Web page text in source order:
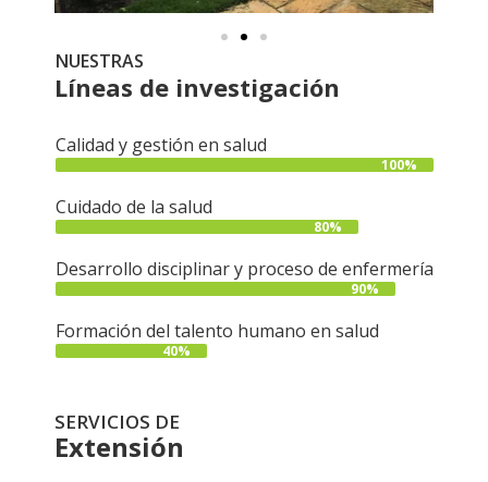
NUESTRAS
Líneas de investigación
Calidad y gestión en salud
100%
Cuidado de la salud
80%
Desarrollo disciplinar y proceso de enfermería
90%
Formación del talento humano en salud
40%
SERVICIOS DE
Extensión